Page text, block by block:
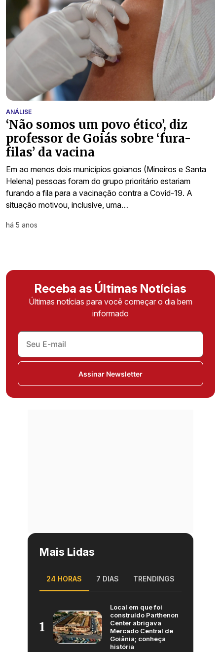
ANÁLISE
‘Não somos um povo ético’, diz
professor de Goiás sobre ‘fura-
filas’ da vacina
Em ao menos dois municípios goianos (Mineiros e Santa
Helena) pessoas foram do grupo prioritário estariam
furando a fila para a vacinação contra a Covid-19. A
situação motivou, inclusive, uma…
há 5 anos
Receba as Últimas Notícias
Últimas notícias para você começar o dia bem
informado
Assinar Newsletter
Mais Lidas
24 HORAS 7 DIAS TRENDINGS
1
Local em que foi
construído Parthenon
Center abrigava
Mercado Central de
Goiânia; conheça
história